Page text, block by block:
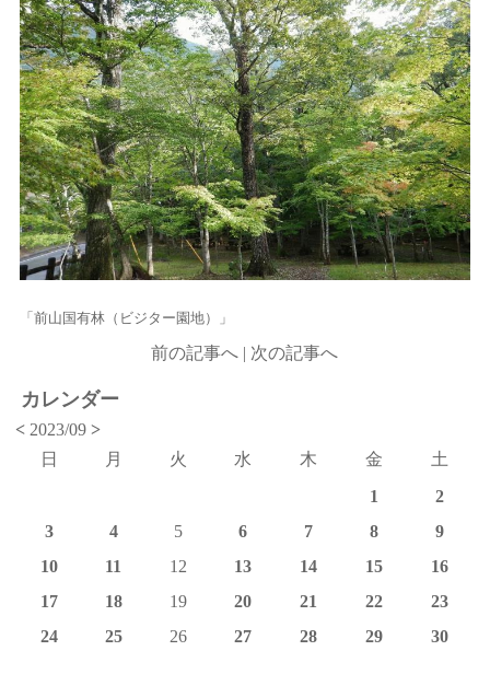
「前山国有林（ビジター園地）」
前の記事へ | 次の記事へ
カレンダー
< 2023/09>
日
月 火 水 木 金
土
1
2
3
4 5 6 7 8
9
10
11 12 13 14 15
16
17
18 19 20 21 22
23
24
25 26 27 28 29 30